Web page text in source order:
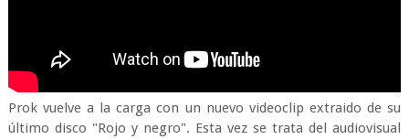
Prok vuelve a la carga con un nuevo videoclip extraido de su
último disco "Rojo y negro". Esta vez se trata del audiovisual